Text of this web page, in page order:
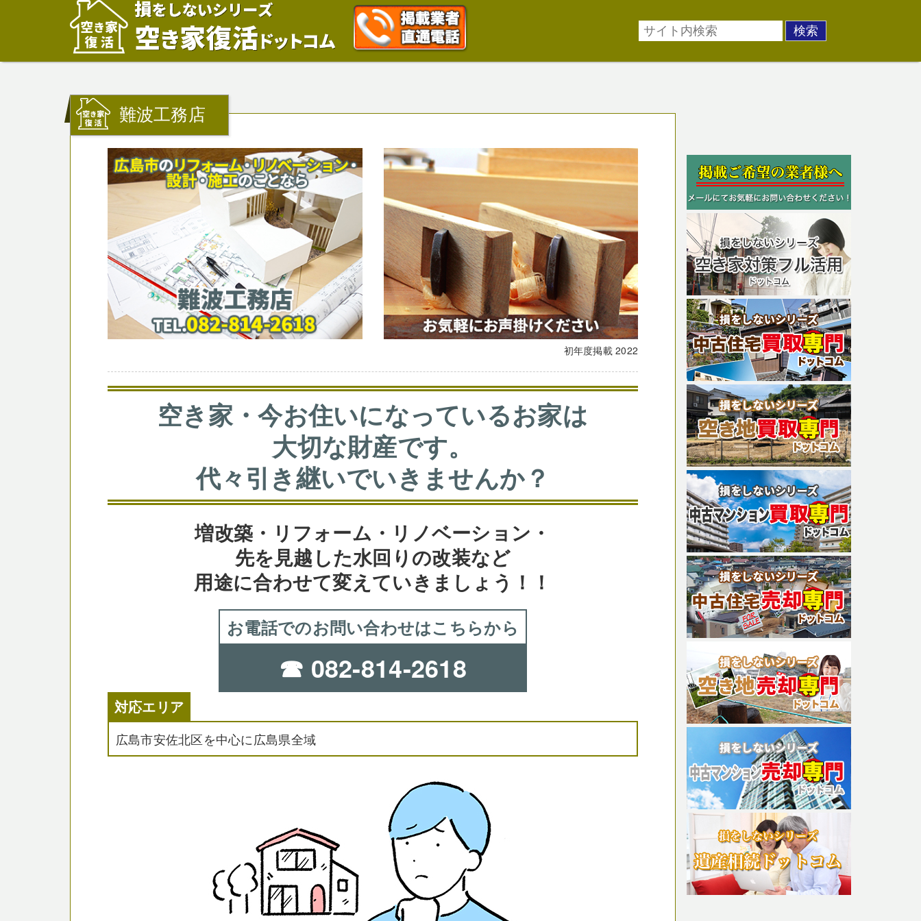
難波工務店
初年度掲載2022
空き家・今お住いになっているお家は
大切な財産です。
代々引き継いでいきませんか？
増改築・リフォーム・リノベーション・
先を見越した水回りの改装など
用途に合わせて変えていきましょう！！
お電話でのお問い合わせはこちらから
☎ 082-814-2618
対応エリア
広島市安佐北区を中心に広島県全域